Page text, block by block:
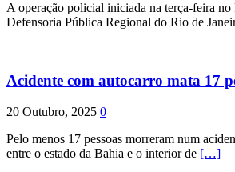
A operação policial iniciada na terça-feira
Defensoria Pública Regional do Rio de
Acidente com autocarro mata 17
20 Outubro, 2025 0
Pelo menos 17 pessoas morreram num
entre o estado da Bahia e o interior de […]